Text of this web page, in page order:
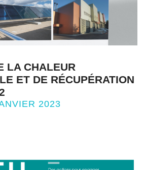
LA CHALEUR
ET DE RÉCUPÉRATION
2023